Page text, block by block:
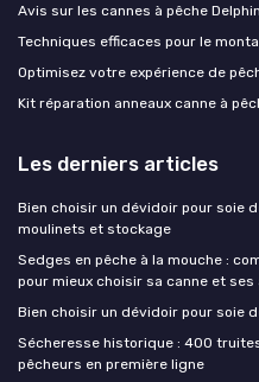
Avis sur les cannes à pêche
Techniques efficaces pour le
Optimisez votre expérience de
Kit réparation anneaux canne à
Les derniers articles
Bien choisir un dévidoir pour soie
moulinets et stockage
Sedges en pêche à la mouche :
pour mieux choisir sa canne et
Bien choisir un dévidoir pour soie
Sécheresse historique : 400
pêcheurs en première ligne